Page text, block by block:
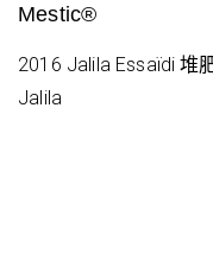
Mestic®
2016 Jalila Essaïdi 堆
Jalila